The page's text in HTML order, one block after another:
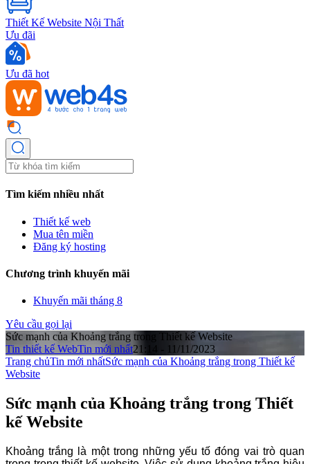
Thiết Kế Website Nội Thất
Ưu đãi
Ưu đã hot
Tìm kiếm nhiều nhất
Thiết kế web
Mua tên miền
Đăng ký hosting
Chương trình khuyến mãi
Khuyến mãi tháng 8
Yêu cầu gọi lại
Sức mạnh của Khoảng trắng trong Thiết kế Website
Tin thiết kế WebTin mới nhất21:14 - 11/11/2023
Trang chủTin mới nhấtSức mạnh của Khoảng trắng trong Thiết kế
Website
Sức mạnh của Khoảng trắng trong Thiết
kế Website
Khoảng trắng là một trong những yếu tố đóng vai trò quan